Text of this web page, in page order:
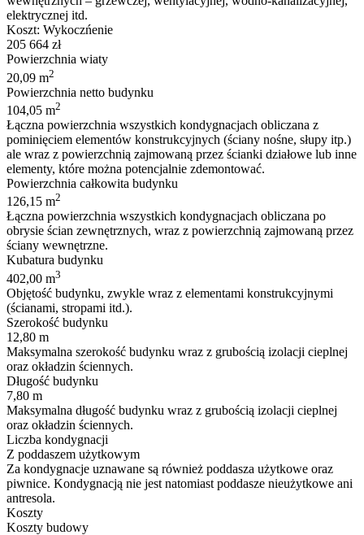
elektrycznej itd.
Koszt: Wykoczńenie
205 664 zł
Powierzchnia wiaty
20,09 m2
Powierzchnia netto budynku
104,05 m2
Łączna powierzchnia wszystkich kondygnacjach obliczana z
pominięciem elementów konstrukcyjnych (ściany nośne, słupy itp.)
ale wraz z powierzchnią zajmowaną przez ścianki działowe lub inne
elementy, które można potencjalnie zdemontować.
Powierzchnia całkowita budynku
126,15 m2
Łączna powierzchnia wszystkich kondygnacjach obliczana po
obrysie ścian zewnętrznych, wraz z powierzchnią zajmowaną przez
ściany wewnętrzne.
Kubatura budynku
402,00 m3
Objętość budynku, zwykle wraz z elementami konstrukcyjnymi
(ścianami, stropami itd.).
Szerokość budynku
12,80 m
Maksymalna szerokość budynku wraz z grubością izolacji cieplnej
oraz okładzin ściennych.
Długość budynku
7,80 m
Maksymalna długość budynku wraz z grubością izolacji cieplnej
oraz okładzin ściennych.
Liczba kondygnacji
Z poddaszem użytkowym
Za kondygnacje uznawane są również poddasza użytkowe oraz
piwnice. Kondygnacją nie jest natomiast poddasze nieużytkowe ani
antresola.
Koszty
Koszty budowy